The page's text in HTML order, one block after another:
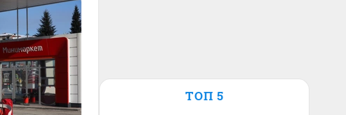
ТОП 5